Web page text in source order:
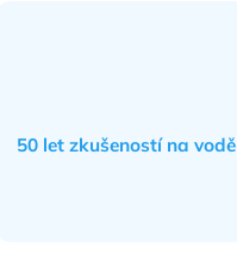
50 let zkušeností na vodě